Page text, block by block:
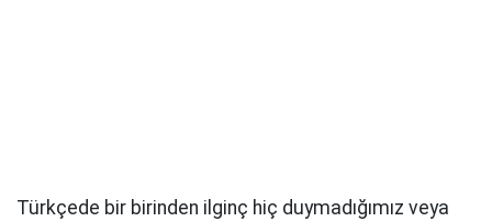
Türkçede bir birinden ilginç hiç duymadığımız veya